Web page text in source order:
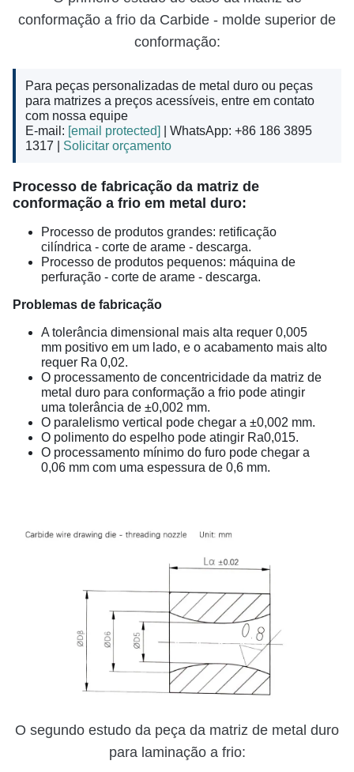
conformação a frio da Carbide - molde superior de
conformação:
Para peças personalizadas de metal duro ou peças
para matrizes a preços acessíveis, entre em contato
com nossa equipe
E-mail: [email protected]
| WhatsApp: +86 186 3895
1317 | Solicitar orçamento
Processo de fabricação da matriz de
conformação a frio em metal duro:
Processo de produtos grandes: retificação
cilíndrica - corte de arame - descarga.
Processo de produtos pequenos: máquina de
perfuração - corte de arame - descarga.
Problemas de fabricação
A tolerância dimensional mais alta requer 0,005
mm positivo em um lado, e o acabamento mais alto
requer Ra 0,02.
O processamento de concentricidade da matriz de
metal duro para conformação a frio pode atingir
uma tolerância de ±0,002 mm.
O paralelismo vertical pode chegar a ±0,002 mm.
O polimento do espelho pode atingir Ra0,015.
O processamento mínimo do furo pode chegar a
0,06 mm com uma espessura de 0,6 mm.
O segundo estudo da peça da matriz de metal duro
para laminação a frio: